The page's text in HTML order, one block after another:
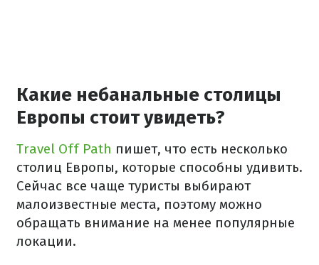
Какие небанальные столицы
Европы стоит увидеть?
Travel Off Path пишет, что есть несколько
столиц Европы, которые способны удивить.
Сейчас все чаще туристы выбирают
малоизвестные места, поэтому можно
обращать внимание на менее популярные
локации.